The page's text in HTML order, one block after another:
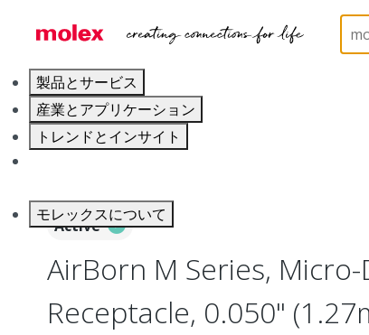
製品とサービス
産業とアプリケーション
トレンドとインサイト
モレックスについて
Active
AirBorn M Series,
Receptacle, 0.050"